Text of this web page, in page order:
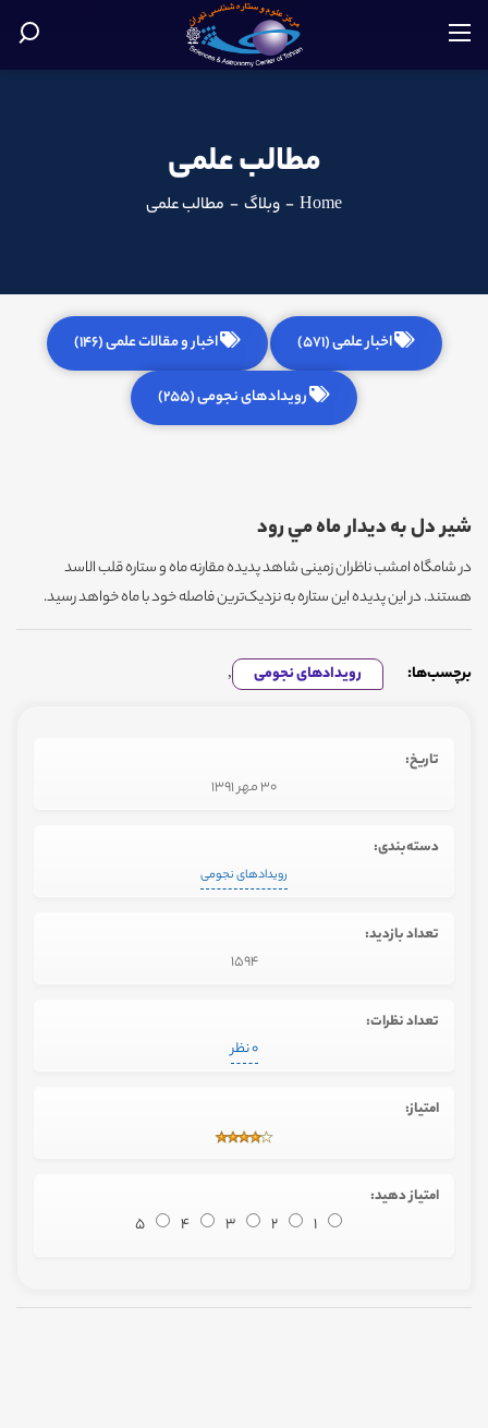
مطالب علمی
Home
- وبلاگ - مطالب علمی
اخبار علمی (571) اخبار و مقالات علمی (146)
رویدادهای نجومی (255)
شير دل به ديدار ماه مي رود
در شامگاه امشب ناظران زمینی شاهد پدیده مقارنه ماه و ستاره قلب الاسد
هستند. در این پدیده این ستاره به نزدیک‌ترین فاصله خود با ماه خواهد رسید.
برچسب‌ها: رویدادهای نجومی ,
تاریخ:
30 مهر 1391
دسته‌بندی:
رویدادهای نجومی
تعداد بازدید:
1594
تعداد نظرات:
0 نظر
امتیاز:
امتیاز دهید:
1
2
3
4
5